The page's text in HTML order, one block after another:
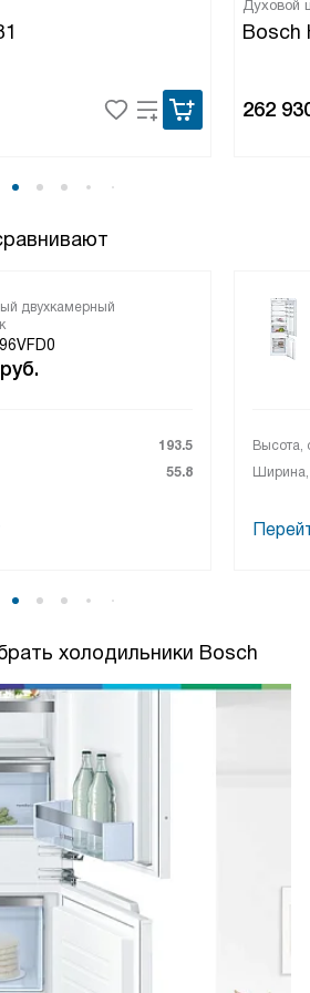
Духовой
Bosch
262
двухкамерный
руб.
193.5
55.8
Высота,
холодильники Bosch